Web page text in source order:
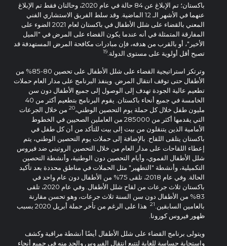
باكستان؛ تم الإبلاغ عن 84 حالة في عام 2020، وحالتان فقط تم الإبلاغ
عنهما في الأشهر الـ 12 الماضية. وقد سلط الفريق الاستشاري الفني
المعني بالقضاء على شلل الأطفال في باكستان لعام 2021 الضوء على
المفارقة المتمثلة في أنه عندما يكون القضاء على المرض في "الميل
الأخير"، أو بالقرب من هدفه، فإن مبادرات مكافحة المرض المستهدفة قد
تصبح أقل أولوية على مستوى الدولة.
وترتكز استراتيجية القضاء على شلل الأطفال على تحصين 80-85% من
الأطفال حتى توقف انتقال المرض. وينفذ البرنامج على مدار العام حملات
تطعيم عالية الجودة تهدف إلى الوصول إلى جميع الأطفال دون سن
الخامسة في جميع أنحاء باكستان. يقوم البرنامج بتطعيم أكثر من 40
مليون طفل خلال كل حملة يوم التحصين الوطني، 20 من خلال الجرعات
التي يقدمها أكثر من 285000 من العاملين الصحيين في الخطوط
الأمامية الذين يتنقلون من بيت إلى بيت للتأكد من أن كل طفل في
باكستان يتلقى اللقاح. بالإضافة إلى حملات يوم التحصين الوطني، يتم
إعطاء اللقاحات على مدار العام من خلال التحصين الروتيني ضد فيروس
شلل الأطفال الفموي، وأيام التحصين دون الوطنية، وأنشطة التحصين
التكميلية، وأنشطة "التطهير" مثل الحملات في مناطق محددة بعد تأكيد
الحالة. وفي عام 2018، تلقى 75% من الأطفال دون عام واحد في
باكستان ثلاث جرعات من لقاح شلل الأطفال. وفي عام 2020، تلقى
83% من الأطفال دون سن السنة ثلاث جرعات، وهو تحسن مقارنة
بالعامين السابقين. 21
هذا على الرغم من تأخر حملة أبريل 2020 بسبب
ظهور فيروس كورونا.
ويتولى برنامج القضاء على شلل الأطفال أيضًا أنشطة مراقبة وكشف
واستجابة حساسة للغاية لتتبع انتقال الفيروس والحد منه في جميع أنحاء